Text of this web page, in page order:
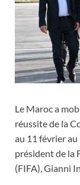
Le Maroc a
réussite de la
au 11 février au
président de la
(FIFA), Gianni